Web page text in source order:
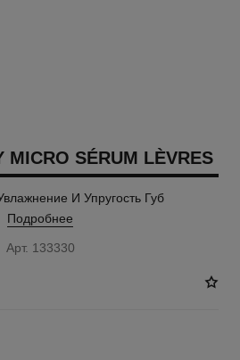
MICRO SÉRUM LÈVRES
И Упругость Губ
Подробнее
Арт. 133330